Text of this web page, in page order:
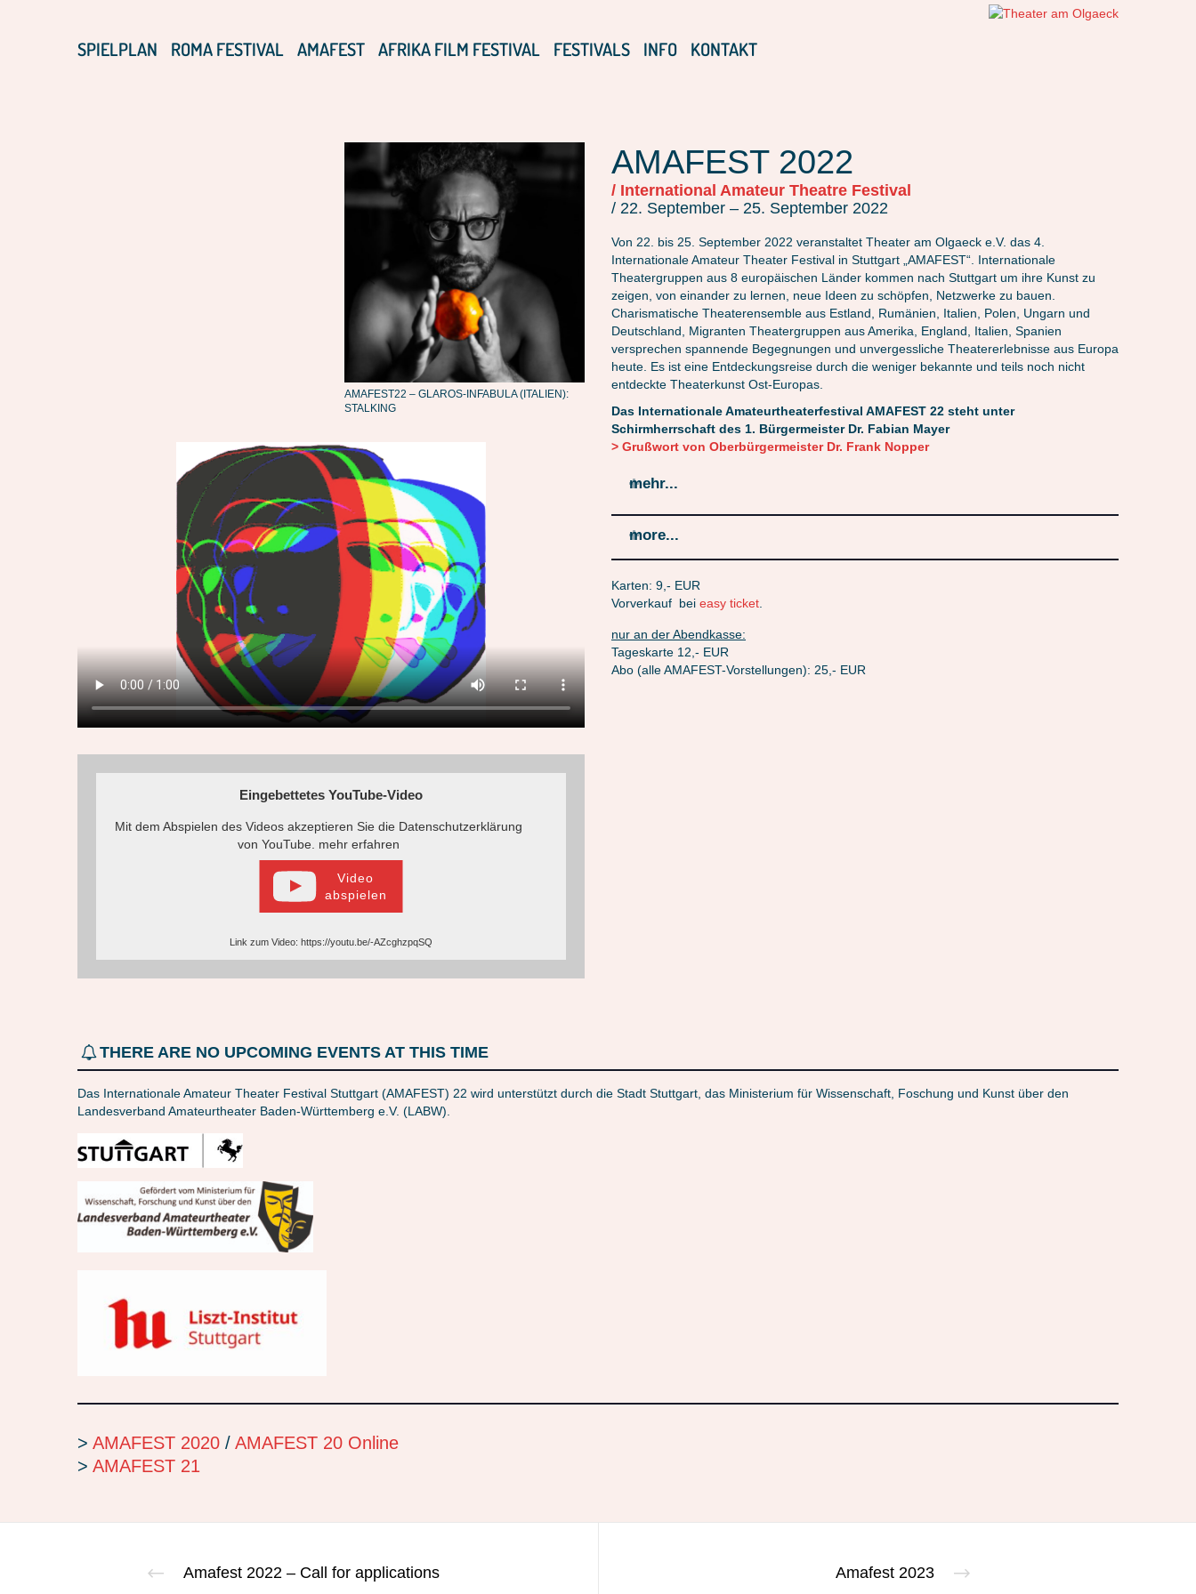
SPIELPLAN ROMA FESTIVAL AMAFEST AFRIKA FILM FESTIVAL FESTIVALS INFO KONTAKT
AMAFEST22 – GLAROS-INFABULA (ITALIEN):
STALKING
AMAFEST22 – GLAROS-INFABULA (ITALIEN)
STALKING
Eingebettetes YouTube-Video
Mit dem Abspielen des Videos akzeptieren Sie die Datenschutzerklärung
von YouTube. mehr erfahren
Link zum Video: https://youtu.be/-AZcghzpqSQ
Video
abspielen
AMAFEST 2022
/ International Amateur Theatre Festival
/ 22. September – 25. September 2022
Von 22. bis 25. September 2022 veranstaltet Theater am Olgaeck e.V. das 4.
Internationale Amateur Theater Festival in Stuttgart „AMAFEST“. Internationale
Theatergruppen aus 8 europäischen Länder kommen nach Stuttgart um ihre Kunst zu
zeigen, von einander zu lernen, neue Ideen zu schöpfen, Netzwerke zu bauen.
Charismatische Theaterensemble aus Estland, Rumänien, Italien, Polen, Ungarn und
Deutschland, Migranten Theatergruppen aus Amerika, England, Italien, Spanien
versprechen spannende Begegnungen und unvergessliche Theatererlebnisse aus Europa
heute. Es ist eine Entdeckungsreise durch die weniger bekannte und teils noch nicht
entdeckte Theaterkunst Ost-Europas.
Das Internationale Amateurtheaterfestival AMAFEST 22 steht unter
Schirmherrschaft des 1. Bürgermeister Dr. Fabian Mayer
> Grußwort von Oberbürgermeister Dr. Frank Nopper
mehr...
more...
Karten: 9,- EUR
Vorverkauf bei easy ticket
nur an der Abendkasse:
Tageskarte 12,- EUR
Abo (alle AMAFEST-Vorstellungen): 25,- EUR
THERE ARE NO UPCOMING EVENTS AT THIS TIME
Das Internationale Amateur Theater Festival Stuttgart (AMAFEST) 22 wird unterstützt durch die Stadt Stuttgart, das Ministerium für Wissenschaft, Foschung und Kunst über den
Landesverband Amateurtheater Baden-Württemberg e.V. (LABW).
> AMAFEST 2020 / AMAFEST 20 Online
> AMAFEST 21
Amafest 2022 – Call for applications Amafest 2023